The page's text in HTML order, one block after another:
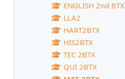
ENGLISH 2nd BTX
LLA2
HART2BTX
HIS2BTX
TEC 2BTX
QUI 2BTX